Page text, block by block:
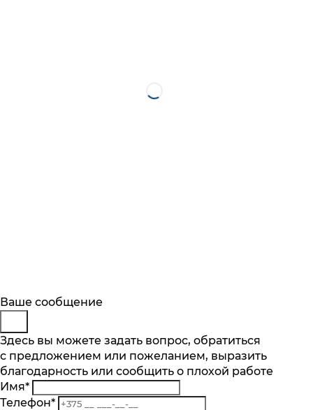
Описание
Отзывы
Основные характеристики
Тип варочной поверхности
индукция
Материал поверхности
Будьте в курсе
Подпишитесь на последние обновления
и узнавайте о новинках и специальных
предложениях первыми
Подписаться
Заказ обратного звонка
Представьтесь
Телефон*
Комментарий
Ваше сообщение
Здесь вы можете задать вопрос, обратиться
с предложением или пожеланием, выразить
благодарность или сообщить о плохой работе
Имя*
Телефон*